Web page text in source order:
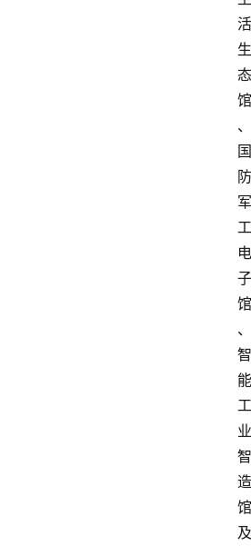
活
生
态
馆
、
国
防
军
工
电
子
馆
、
智
能
工
业
智
造
馆
及